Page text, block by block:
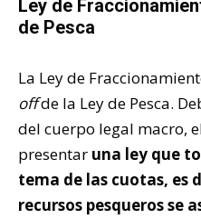
Ley de
de Pesca
La Ley de
offde la Ley de Pesca.
del cuerpo legal macro,
presentar una ley que
tema de las cuotas, es
recursos pesqueros se